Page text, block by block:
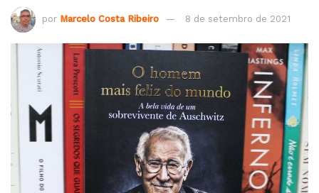
por Marcelo Costa Ribeiro 8 de setembro de 2021